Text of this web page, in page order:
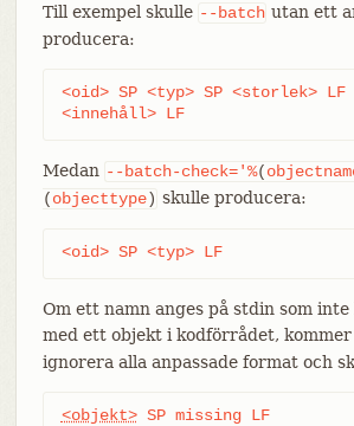
Till exempel skulle --batch utan ett
producera:
<oid> SP <typ> SP <storlek> LF
<innehåll> LF
Medan --batch-check='%(
(objecttype) skulle producera:
<oid> SP <typ> LF
Om ett namn anges på stdin som inte
med ett objekt i kodförrådet, kommer
ignorera alla anpassade format och
<objekt> SP missing LF